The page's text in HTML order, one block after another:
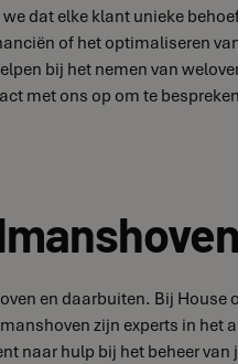
dat elke klant unieke
of het optimaliseren
bij het nemen van
met ons op om te
en daarbuiten. Bij House
zijn experts in
naar hulp bij het beheer